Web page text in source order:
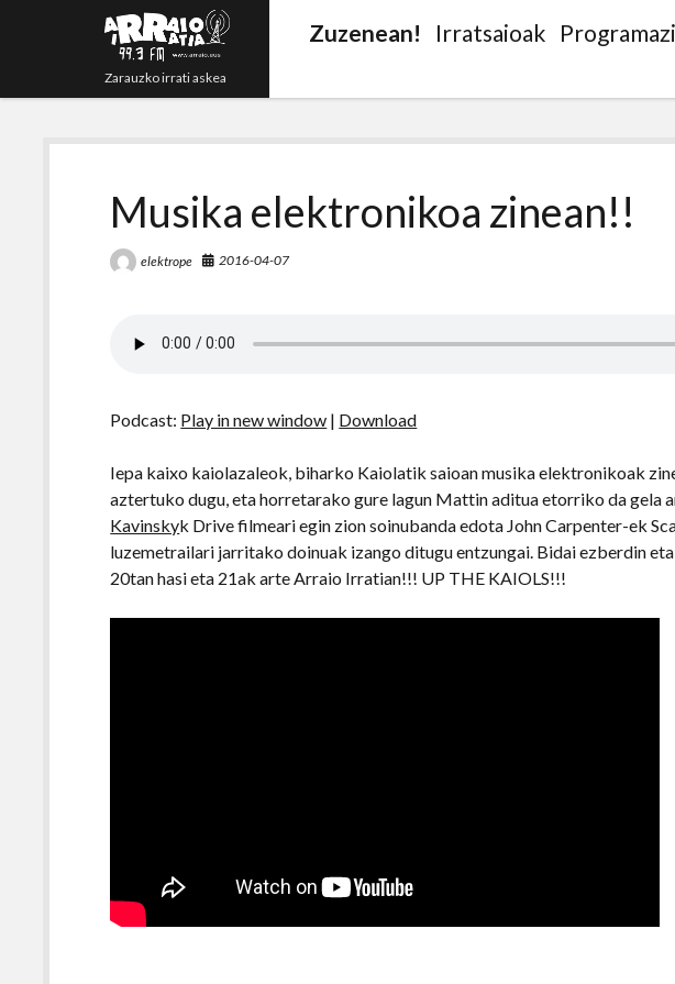
Zarauzko irrati askea
Zuzenean! Irratsaioak
Musika elektronikoa zinean!!
elektrope 2016-04-07
Podcast: Play in new window | Download
Iepa kaixo kaiolazaleok, biharko Kaiolatik saioan musika elektronikoak
aztertuko dugu, eta horretarako gure lagun Mattin aditua etorriko da gela
Kavinskyk Drive filmeari egin zion soinubanda edota John Carpenter-ek
luzemetrailari jarritako doinuak izango ditugu entzungai. Bidai ezberdin
20tan hasi eta 21ak arte Arraio Irratian!!! UP THE KAIOLS!!!